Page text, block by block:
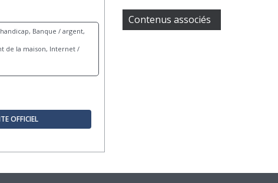
Banque / argent,
de la maison, Internet /
OFFICIEL
Contenus associés